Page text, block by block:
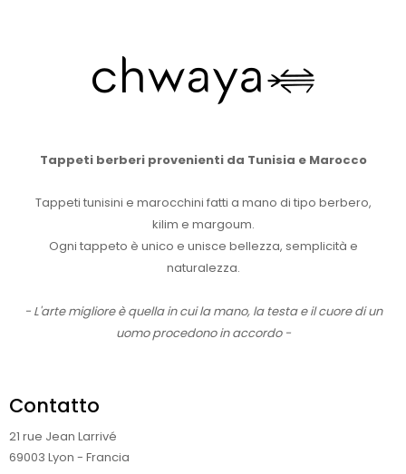
Tappeti berberi provenienti da Tunisia e Marocco
Tappeti tunisini e marocchini fatti a mano di tipo berbero,
kilim e margoum.
Ogni tappeto è unico e unisce bellezza, semplicità e
naturalezza.
- L'arte migliore è quella in cui la mano, la testa e il cuore di un
uomo procedono in accordo -
Contatto
21 rue Jean Larrivé
69003 Lyon - Francia